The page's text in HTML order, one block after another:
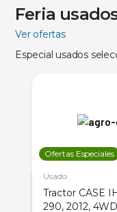
Feria
Ver ofertas
Especial usados
Ofertas Especiales
Usado
Tractor CASE
290, 2012,